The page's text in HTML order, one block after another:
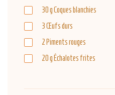
30gCoques blanchies
3Œufs durs
2 Piments rouges
20g Échalotes frites